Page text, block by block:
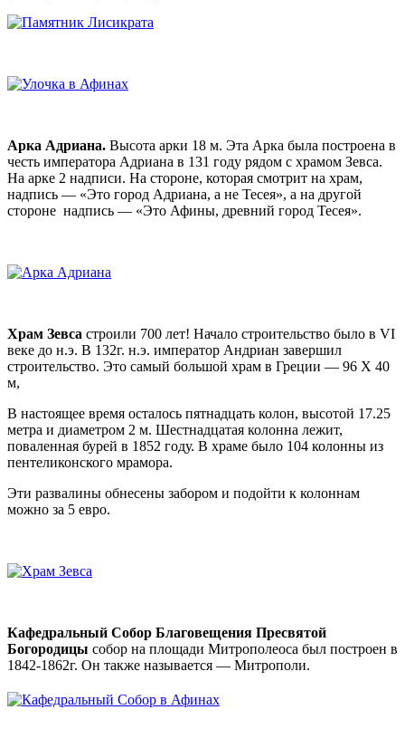
Арка Адриана. Высота арки 18 м. Эта Арка была построена в
честь императора Адриана в 131 году рядом с храмом Зевса.
На арке 2 надписи. На стороне, которая смотрит на храм,
надпись — «Это город Адриана, а не Тесея», а на другой
стороне надпись — «Это Афины, древний город Тесея».
Храм Зевса строили 700 лет! Начало строительство было в VI
веке до н.э. В 132г. н.э. император Андриан завершил
строительство. Это самый большой храм в Греции — 96 Х 40
м,
В настоящее время осталось пятнадцать колон, высотой 17.25
метра и диаметром 2 м. Шестнадцатая колонна лежит,
поваленная бурей в 1852 году. В храме было 104 колонны из
пентеликонского мрамора.
Эти развалины обнесены забором и подойти к колоннам
можно за 5 евро.
Кафедральный Собор Благовещения Пресвятой
Богородицы собор на площади Митрополеоса был построен в
1842-1862г. Он также называется — Митрополи.